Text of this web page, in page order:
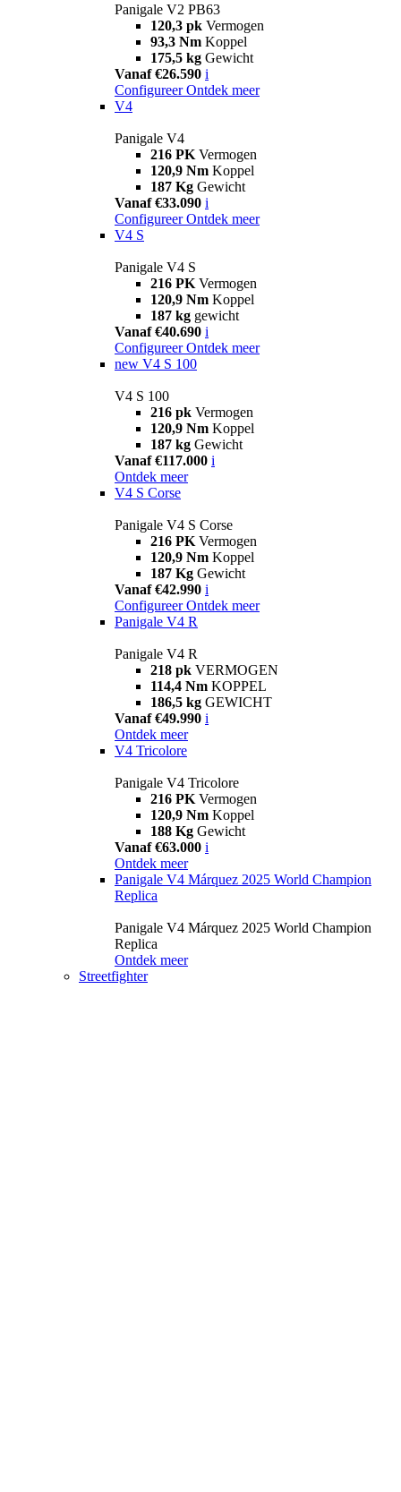
Panigale V2 PB63
120,3 pk Vermogen
93,3 Nm Koppel
175,5 kg Gewicht
Vanaf €26.590 i
Configureer Ontdek meer
V4
Panigale V4
216 PK Vermogen
120,9 Nm Koppel
187 Kg Gewicht
Vanaf €33.090 i
Configureer Ontdek meer
V4 S
Panigale V4 S
216 PK Vermogen
120,9 Nm Koppel
187 kg gewicht
Vanaf €40.690 i
Configureer Ontdek meer
new V4 S 100
V4 S 100
216 pk Vermogen
120,9 Nm Koppel
187 kg Gewicht
Vanaf €117.000 i
Ontdek meer
V4 S Corse
Panigale V4 S Corse
216 PK Vermogen
120,9 Nm Koppel
187 Kg Gewicht
Vanaf €42.990 i
Configureer Ontdek meer
Panigale V4 R
Panigale V4 R
218 pk VERMOGEN
114,4 Nm KOPPEL
186,5 kg GEWICHT
Vanaf €49.990 i
Ontdek meer
V4 Tricolore
Panigale V4 Tricolore
216 PK Vermogen
120,9 Nm Koppel
188 Kg Gewicht
Vanaf €63.000 i
Ontdek meer
Panigale V4 Márquez 2025 World Champion
Replica
Panigale V4 Márquez 2025 World Champion
Replica
Ontdek meer
Streetfighter